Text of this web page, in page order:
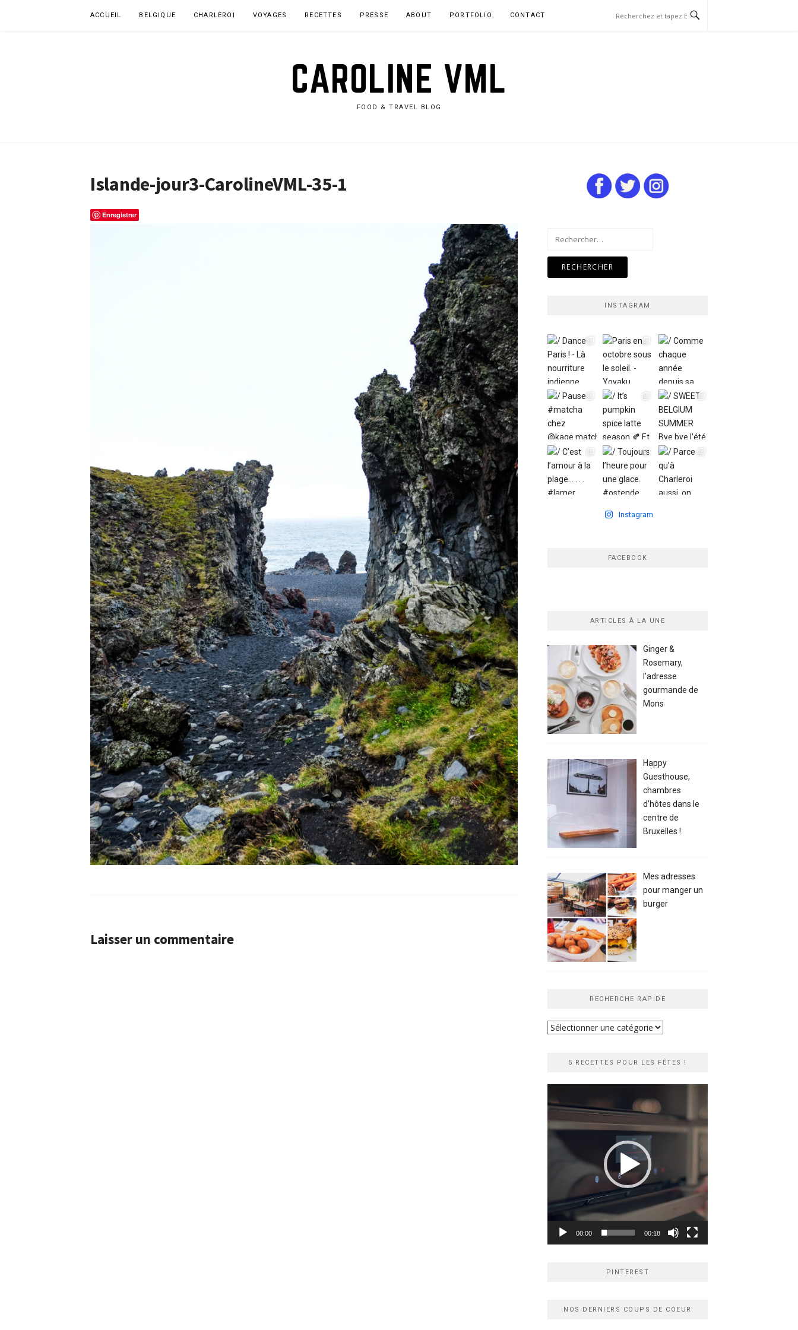
ACCUEIL BELGIQUE CHARLEROI VOYAGES RECETTES PRESSE ABOUT PORTFOLIO CONTACT
CAROLINE VML
FOOD & TRAVEL BLOG
Islande-jour3-CarolineVML-35-1
Enregistrer
Laisser un commentaire
INSTAGRAM
Instagram
FACEBOOK
ARTICLES À LA UNE
Ginger &
Rosemary,
l’adresse
gourmande de
Mons
Happy
Guesthouse,
chambres
d’hôtes dans le
centre de
Bruxelles !
Mes adresses
pour manger un
burger
RECHERCHE RAPIDE
Recherche
5 RECETTES POUR LES FÊTES !
vidéo
00:00 00:18
PINTEREST
NOS DERNIERS COUPS DE COEUR